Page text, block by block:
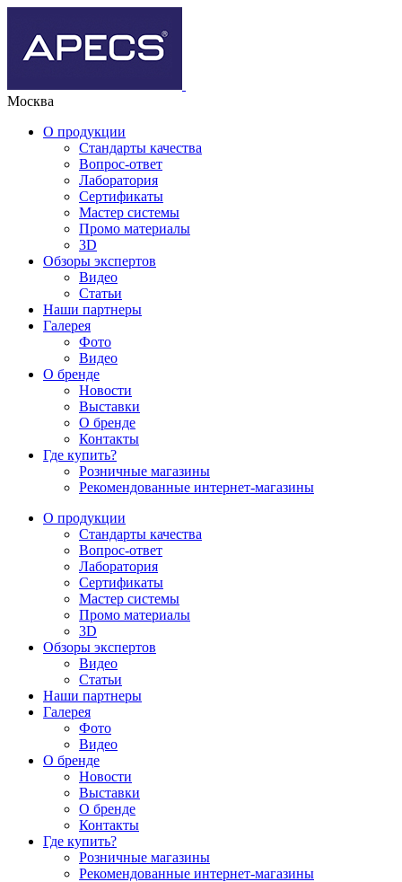
Москва
О продукции
Стандарты качества
Вопрос-ответ
Лаборатория
Сертификаты
Мастер системы
Промо материалы
3D
Обзоры экспертов
Видео
Статьи
Наши партнеры
Галерея
Фото
Видео
О бренде
Новости
Выставки
О бренде
Контакты
Где купить?
Розничные магазины
Рекомендованные интернет-магазины
О продукции
Стандарты качества
Вопрос-ответ
Лаборатория
Сертификаты
Мастер системы
Промо материалы
3D
Обзоры экспертов
Видео
Статьи
Наши партнеры
Галерея
Фото
Видео
О бренде
Новости
Выставки
О бренде
Контакты
Где купить?
Розничные магазины
Рекомендованные интернет-магазины